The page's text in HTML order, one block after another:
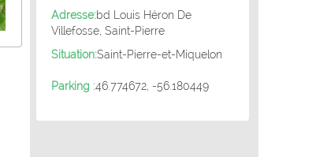
Adresse:bd Louis Héron De
Villefosse, Saint-Pierre
Situation:Saint-Pierre-et-Miquelon
Parking :46.774672, -56.180449